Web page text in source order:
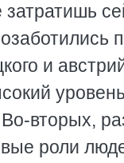
и
вторых,
роли